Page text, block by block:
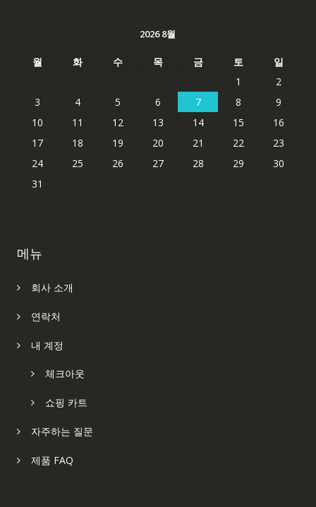
2026 8월
월 화 수 목 금 토
일
1
2
3
4 5 6 7 8
9
10
11 12 13 14 15
16
17
18 19 20 21 22
23
24
25 26 27 28 29
30
31
메뉴
회사 소개
연락처
내 계정
체크아웃
쇼핑 카트
자주하는 질문
제품 FAQ